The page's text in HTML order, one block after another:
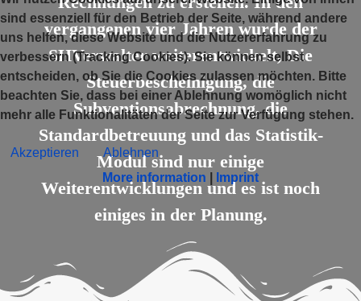
vergangenen vier Jahren wurde der
SHVerwalter weiterentwickelt, Die
Steuerbescheinigung, die
Subventionsabrechnung, die
Standardbetreuung und das Statistik-
Modul sind nur einige
Weiterentwicklungen und es ist noch
einiges in der Planung.
sind essenziell für den Betrieb der Seite, während andere
uns helfen, diese Website und die Nutzererfahrung zu
verbessern (Tracking Cookies). Sie können selbst
entscheiden, ob Sie die Cookies zulassen möchten. Bitte
beachten Sie, dass bei einer Ablehnung womöglich nicht
mehr alle Funktionalitäten der Seite zur Verfügung stehen.
Akzeptieren
Ablehnen
More information
Imprint